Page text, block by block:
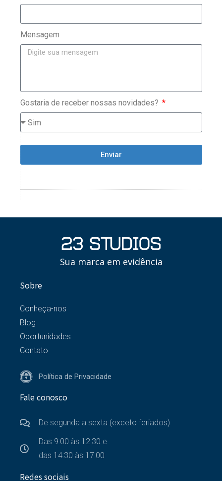
Mensagem
Gostaria de receber nossas novidades?
Enviar
Sua marca em evidência
Sobre
Conheça-nos
Blog
Oportunidades
Contato
Política de Privacidade
Fale conosco
De segunda a sexta (exceto feriados)
Das 9:00 às 12:30 e
das 14:30 às 17:00
Redes sociais